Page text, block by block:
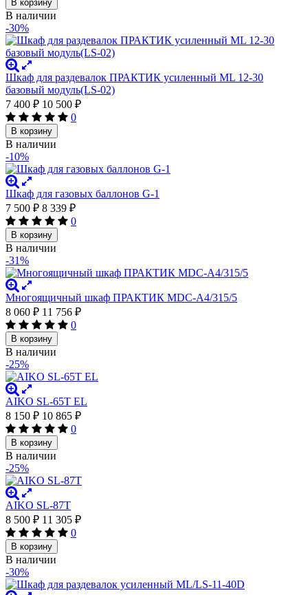
В корзину
В наличии
-30%
Шкаф для раздевалок ПРАКТИК усиленный ML 12-30
базовый модуль(LS-02)
7 400 ₽ 10 500 ₽
0
В корзину
В наличии
-10%
Шкаф для газовых баллонов G-1
7 500 ₽ 8 339 ₽
0
В корзину
В наличии
-31%
Многоящичный шкаф ПРАКТИК MDC-A4/315/5
8 060 ₽ 11 756 ₽
0
В корзину
В наличии
-25%
AIKO SL-65Т EL
8 150 ₽ 10 865 ₽
0
В корзину
В наличии
-25%
AIKO SL-87Т
8 500 ₽ 11 305 ₽
0
В корзину
В наличии
-30%